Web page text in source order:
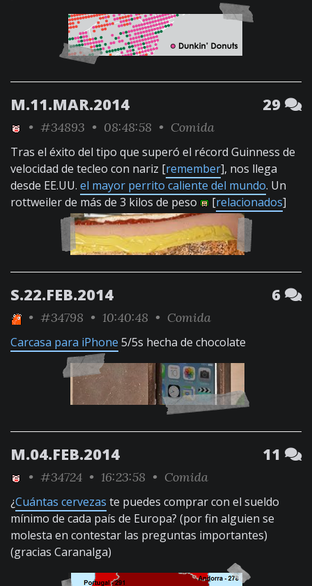
M.11.MAR.2014 29
• #34893 • 08:48:58 • Comida
Tras el éxito del tipo que superó el récord Guinness de
velocidad de tecleo con nariz [remember], nos llega
desde EE.UU. el mayor perrito caliente del mundo. Un
rottweiler de más de 3 kilos de peso
[relacionados]
S.22.FEB.2014 6
• #34798 • 10:40:48 • Comida
Carcasa para iPhone 5/5s hecha de chocolate
M.04.FEB.2014 11
• #34724 • 16:23:58 • Comida
¿Cuántas cervezas te puedes comprar con el sueldo
mínimo de cada país de Europa? (por fin alguien se
molesta en contestar las preguntas importantes)
(gracias Caranalga)